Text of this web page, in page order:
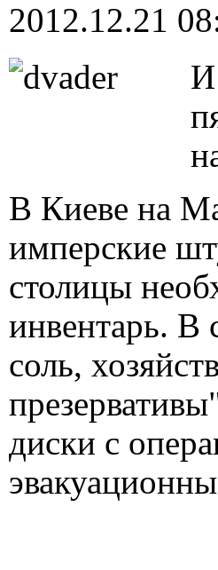
2012.12.21
И
В Киеве на
имперские
столицы
инвентарь. В
соль,
диски с